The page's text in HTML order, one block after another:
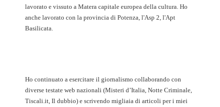
lavorato e vissuto a Matera capitale europea della cultura. Ho
anche lavorato con la provincia di Potenza, l'Asp 2, l'Apt
Basilicata.
Ho continuato a esercitare il giornalismo collaborando con
diverse testate web nazionali (Misteri d’Italia, Notte Criminale,
Tiscali.it, Il dubbio) e scrivendo migliaia di articoli per i miei